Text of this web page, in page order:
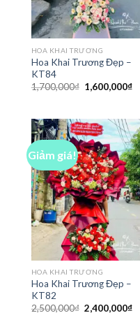
HOA KHAI TRƯƠNG
Hoa Khai Trương Đẹp –
KT84
1,700,000₫ Giá
gốc
1,600,000₫Giá
Giảm giá!
HOA KHAI TRƯƠNG
Hoa Khai Trương Đẹp –
KT82
2,500,000₫ Giá
2,400,000₫Giá